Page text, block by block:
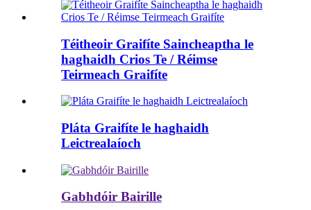
Téitheoir Graifíte Saincheaptha le
haghaidh Crios Te / Réimse
Teirmeach Graifíte
Pláta Graifíte le haghaidh
Leictrealaíoch
Gabhdóir Bairille